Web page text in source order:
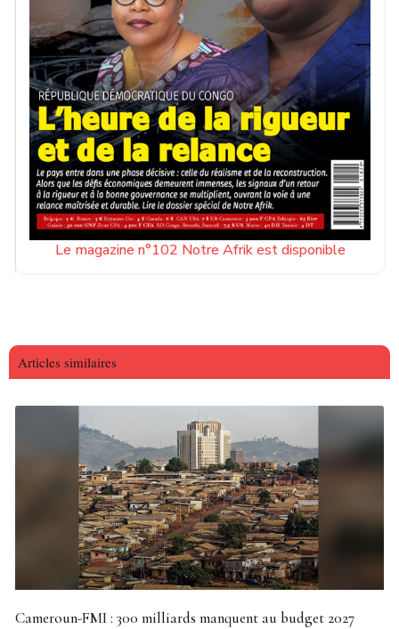
Le magazine n°102 Notre Afrik est disponible
Articles similaires
Cameroun-FMI : 300 milliards manquent au budget 2027